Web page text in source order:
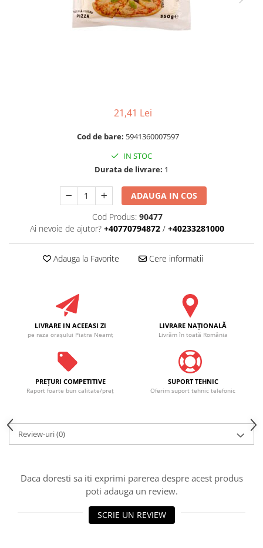
21,41 Lei
Cod de bare: 5941360007597
IN STOC
Durata de livrare: 1
ADAUGA IN COS
Cod Produs: 90477
Ai nevoie de ajutor? +40770794872 / +40233281000
Adauga la Favorite Cere informatii
LIVRARE IN ACEEASI ZI
pe raza oraşului Piatra Neamţ
LIVRARE NAŢIONALĂ
Livrăm în toată România
PREŢURI COMPETITIVE
Raport foarte bun calitate/preţ
SUPORT TEHNIC
Oferim suport tehnic telefonic
Review-uri(0)
Daca doresti sa iti exprimi parerea despre acest produs
poti adauga un review.
SCRIE UN REVIEW